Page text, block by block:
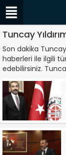
Tuncay
Son dakika Tuncay
haberleri ile ilgili
edebilirsiniz.